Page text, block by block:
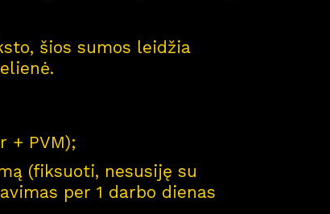
šios sumos leidžia
+ PVM);
(fiksuoti, nesusiję su
per 1 darbo dienas